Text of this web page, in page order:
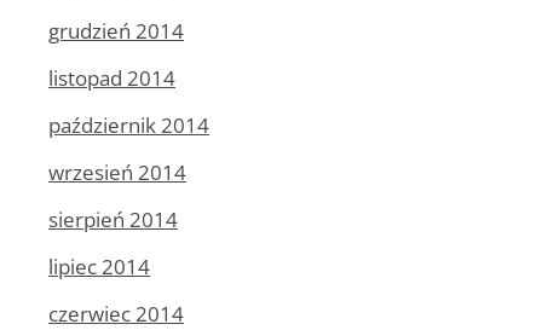
grudzień 2014
listopad 2014
październik 2014
wrzesień 2014
sierpień 2014
lipiec 2014
czerwiec 2014